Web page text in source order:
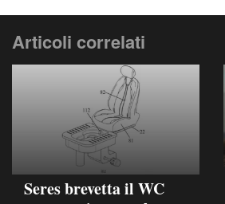
Articoli correlati
Seres brevetta il WC